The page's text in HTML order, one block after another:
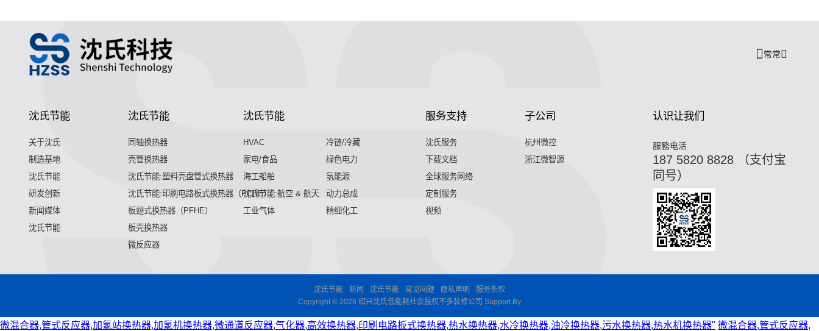
常常
沈氏节能
关于沈氏
制造基地
沈氏节能
研发创新
新闻媒体
沈氏节能
沈氏节能
同轴换热器
壳管换热器
沈氏节能:塑料壳盘管式换热器
沈氏节能:印刷电路板式换热器（PCHE）
板翅式换热器（PFHE）
板壳换热器
微反应器
沈氏节能
HVAC
冷链/冷藏
家电/食品
绿色电力
海工船舶
氢能源
沈氏节能:航空 & 航天
动力总成
工业气体
精细化工
服务支持
沈氏服务
下载文档
全球服务网络
定制服务
视频
子公司
杭州微控
浙江微智源
认识让我们
服務电活
187 5820 8828 （支付宝
同号）
沈氏节能 新闻 沈氏节能 常见问题 隐私声明
服务条款
Copyright © 2026 绍兴沈氏低能耗社会股权不多装修公司 Support By
微混合器,管式反应器,加氢站换热器,加氢机换热器,微通道反应器,气化器,高效换热器,印刷电路板式换热器,热水换热器,水冷换热器,油冷换热器,污水换热器,热水机换热器" 微混合器,管式反应器,